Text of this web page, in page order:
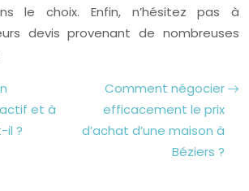
le choix. Enfin, n’hésitez pas à
devis provenant de nombreuses
et à
il ?
Comment négocier
efficacement le prix
d’achat d’une maison à
Béziers ?